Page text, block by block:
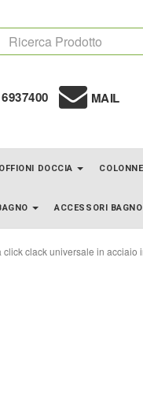
MAIL
DOCCIA
ACCESSORI BAGNO
click clack universale in acciaio